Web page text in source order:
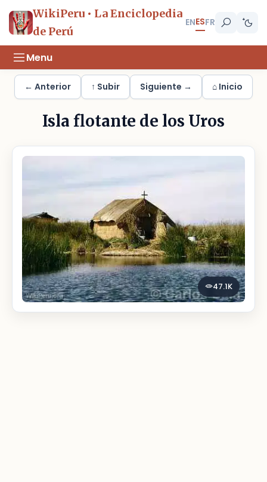
WikiPeru • La Enciclopedia
de Perú
ENESFR
Menu
← Anterior ↑ Subir Siguiente → ⌂ Inicio
Isla flotante de los Uros
47.1K